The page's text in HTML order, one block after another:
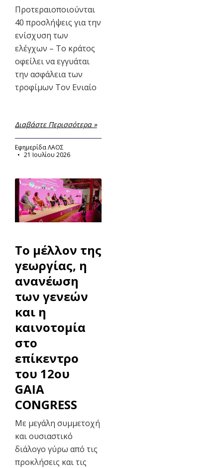
Προτεραιοποιούνται
40 προσλήψεις για την
ενίσχυση των
ελέγχων – Το κράτος
οφείλει να εγγυάται
την ασφάλεια των
τροφίμων Τον Ενιαίο
Διαβάστε Περισσότερα »
Εφημερίδα ΛΑΟΣ
21 Ιουλίου 2026
Το μέλλον της
γεωργίας, η
ανανέωση
των γενεών
και η
καινοτομία
στο
επίκεντρο
του 12ου
GAIA
CONGRESS
Με μεγάλη συμμετοχή
και ουσιαστικό
διάλογο γύρω από τις
προκλήσεις και τις